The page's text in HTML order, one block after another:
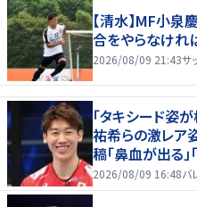
【清水】MF小
合をやらなけれ
2026/08/09 21:43サ
「タキシード姿
祐希らの激レ
稿「鼻血が出る
好いい」
2026/08/09 16:48バ